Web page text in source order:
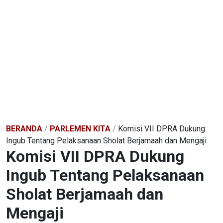
BERANDA / PARLEMEN KITA / Komisi VII DPRA Dukung
Ingub Tentang Pelaksanaan Sholat Berjamaah dan Mengaji
Komisi VII DPRA Dukung
Ingub Tentang Pelaksanaan
Sholat Berjamaah dan
Mengaji